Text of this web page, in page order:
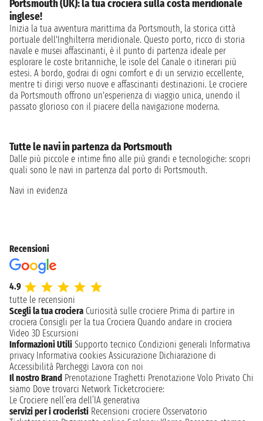
Portsmouth (UK): la tua crociera sulla costa meridionale
inglese!
Inizia la tua avventura marittima da Portsmouth, la storica città
portuale dell'Inghilterra meridionale. Questo porto, ricco di storia
navale e musei affascinanti, è il punto di partenza ideale per
esplorare le coste britanniche, le isole del Canale o itinerari più
estesi. A bordo, godrai di ogni comfort e di un servizio eccellente,
mentre ti dirigi verso nuove e affascinanti destinazioni. Le crociere
da Portsmouth offrono un'esperienza di viaggio unica, unendo il
passato glorioso con il piacere della navigazione moderna.
Tutte le navi in partenza da Portsmouth
Dalle più piccole e intime fino alle più grandi e tecnologiche: scopri
quali sono le navi in partenza dal porto di Portsmouth.
Navi in evidenza
Recensioni
4.9
tutte le recensioni
Scegli la tua crociera Curiosità sulle crociere Prima di partire in
crociera Consigli per la tua Crociera Quando andare in crociera
Video 3D Escursioni
Informazioni Utili Supporto tecnico Condizioni generali Informativa
privacy Informativa cookies Assicurazione Dichiarazione di
Accessibilità Parcheggi Lavora con noi
Il nostro Brand Prenotazione Traghetti Prenotazione Volo Privato Chi
siamo Dove trovarci Network Ticketcrociere:
Le Crociere nell’era dell’IA generativa
servizi per i crocieristi Recensioni crociere Osservatorio